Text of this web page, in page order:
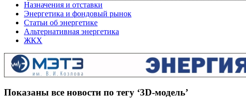
Назначения и отставки
Энергетика и фондовый рынок
Статьи об энергетике
Альтернативная энергетика
ЖКХ
Показаны все новости по тегу ‘3D-модель’